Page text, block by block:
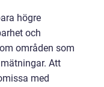
högre
och
områden som
Att
med